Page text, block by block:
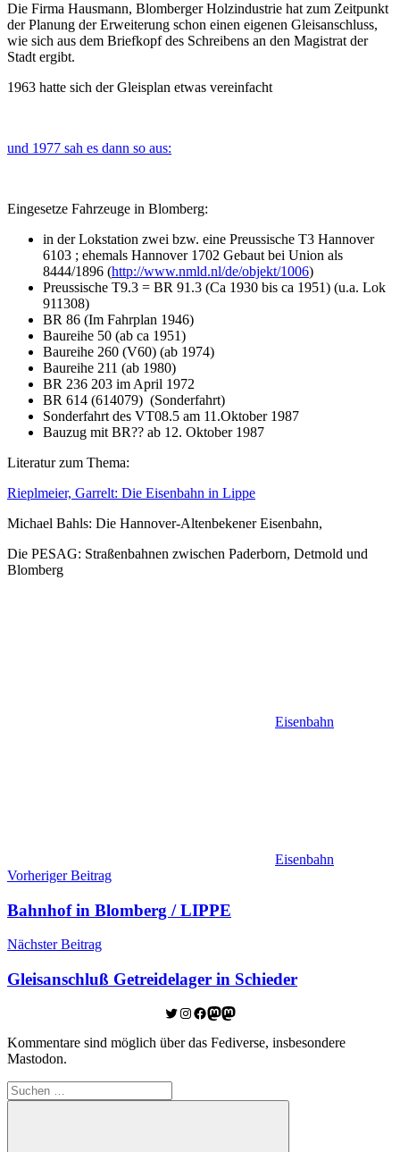
Die Firma Hausmann, Blomberger Holzindustrie hat zum Zeitpunkt
der Planung der Erweiterung schon einen eigenen Gleisanschluss,
wie sich aus dem Briefkopf des Schreibens an den Magistrat der
Stadt ergibt.
1963 hatte sich der Gleisplan etwas vereinfacht
und 1977 sah es dann so aus:
Eingesetze Fahrzeuge in Blomberg:
in der Lokstation zwei bzw. eine Preussische T3 Hannover
6103 ; ehemals Hannover 1702 Gebaut bei Union als
8444/1896 (http://www.nmld.nl/de/objekt/1006)
Preussische T9.3 = BR 91.3 (Ca 1930 bis ca 1951) (u.a. Lok
911308)
BR 86 (Im Fahrplan 1946)
Baureihe 50 (ab ca 1951)
Baureihe 260 (V60) (ab 1974)
Baureihe 211 (ab 1980)
BR 236 203 im April 1972
BR 614 (614079) (Sonderfahrt)
Sonderfahrt des VT08.5 am 11.Oktober 1987
Bauzug mit BR?? ab 12. Oktober 1987
Literatur zum Thema:
Rieplmeier, Garrelt: Die Eisenbahn in Lippe
Michael Bahls: Die Hannover-Altenbekener Eisenbahn,
Die PESAG: Straßenbahnen zwischen Paderborn, Detmold und
Blomberg
Eisenbahn
Eisenbahn
Beitragsnavigation
Vorheriger Beitrag
Bahnhof in Blomberg / LIPPE
Nächster Beitrag
Gleisanschluß Getreidelager in Schieder
Twitter
Instagram
Facebook
Link zu Mastodon
Mastodon
Kommentare sind möglich über das Fediverse, insbesondere
Mastodon.
Suchen
nach: